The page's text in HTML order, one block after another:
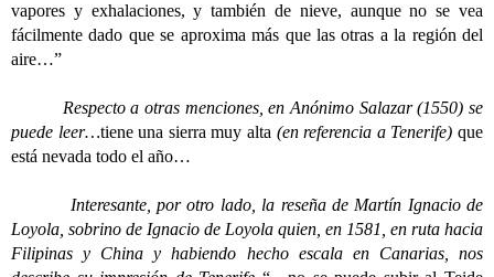
vapores y exhalaciones, y también de nieve, aunque no se vea
fácilmente dado que se aproxima más que las otras a la región del
aire…”
Respecto a otras menciones, en Anónimo Salazar (1550) se
puede leer…tiene una sierra muy alta (en referencia a Tenerife)que
está nevada todo el año…
Interesante, por otro lado, la reseña de Martín Ignacio de
Loyola, sobrino de Ignacio de Loyola quien, en 1581, en ruta hacia
Filipinas y China y habiendo hecho escala en Canarias, nos